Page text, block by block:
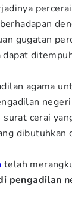
gugatan
dapat
agama
cerai
dibutuhkan
telah
pengadilan